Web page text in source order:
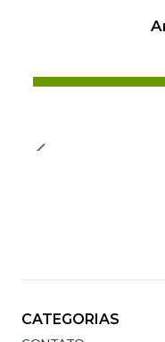
CATEGORIAS